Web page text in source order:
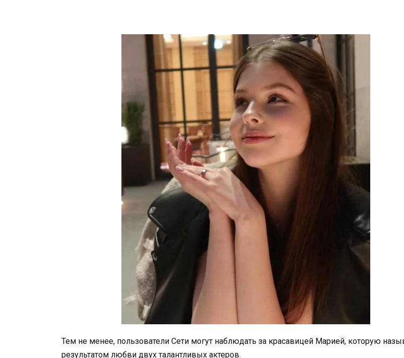
Тем не менее, пользователи Сети могут наблюдать за красавицей Марией, которую
результатом любви двух талантливых актеров.